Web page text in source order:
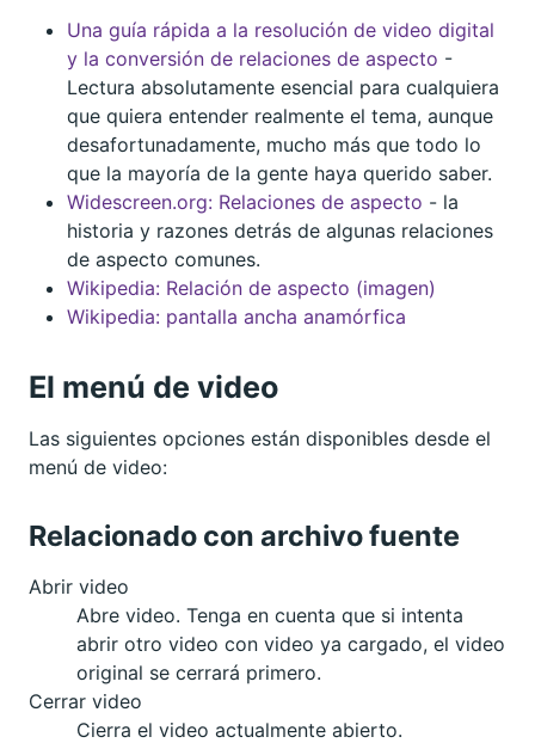
Una guía rápida a la resolución de video digital
y la conversión de relaciones de aspecto -
Lectura absolutamente esencial para cualquiera
que quiera entender realmente el tema, aunque
desafortunadamente, mucho más que todo lo
que la mayoría de la gente haya querido saber.
Widescreen.org: Relaciones de aspecto - la
historia y razones detrás de algunas relaciones
de aspecto comunes.
Wikipedia: Relación de aspecto (imagen)
Wikipedia: pantalla ancha anamórfica
El menú de video
Las siguientes opciones están disponibles desde el
menú de video:
Relacionado con archivo fuente
Abrir video
Abre video. Tenga en cuenta que si intenta
abrir otro video con video ya cargado, el video
original se cerrará primero.
Cerrar video
Cierra el video actualmente abierto.